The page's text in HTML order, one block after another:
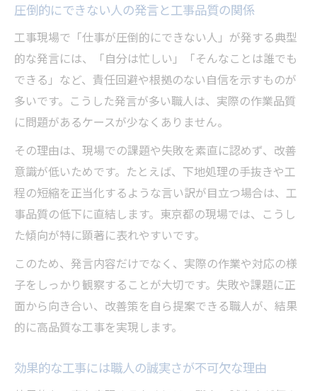
圧倒的にできない人の発言と工事品質の関係
工事現場で「仕事が圧倒的にできない人」が発する典型
的な発言には、「自分は忙しい」「そんなことは誰でも
できる」など、責任回避や根拠のない自信を示すものが
多いです。こうした発言が多い職人は、実際の作業品質
に問題があるケースが少なくありません。
その理由は、現場での課題や失敗を素直に認めず、改善
意識が低いためです。たとえば、下地処理の手抜きや工
程の短縮を正当化するような言い訳が目立つ場合は、工
事品質の低下に直結します。東京都の現場では、こうし
た傾向が特に顕著に表れやすいです。
このため、発言内容だけでなく、実際の作業や対応の様
子をしっかり観察することが大切です。失敗や課題に正
面から向き合い、改善策を自ら提案できる職人が、結果
的に高品質な工事を実現します。
効果的な工事には職人の誠実さが不可欠な理由